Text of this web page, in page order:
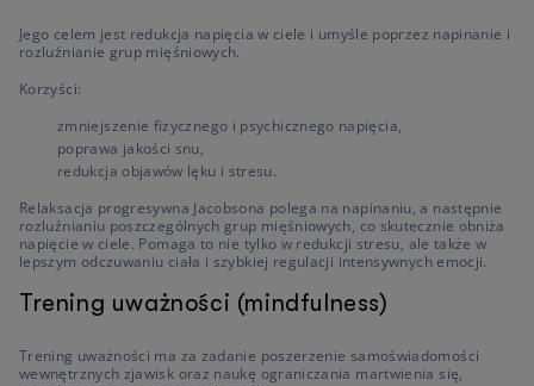
Jego celem jest redukcja napięcia w ciele i umyśle poprzez napinanie i
rozluźnianie grup mięśniowych.
Korzyści:
zmniejszenie fizycznego i psychicznego napięcia,
poprawa jakości snu,
redukcja objawów lęku i stresu.
Relaksacja progresywna Jacobsona polega na napinaniu, a następnie
rozluźnianiu poszczególnych grup mięśniowych, co skutecznie obniża
napięcie w ciele. Pomaga to nie tylko w redukcji stresu, ale także w
lepszym odczuwaniu ciała i szybkiej regulacji intensywnych emocji.
Trening uważności (mindfulness)
Trening uważności ma za zadanie poszerzenie samoświadomości
wewnętrznych zjawisk oraz naukę ograniczania martwienia się,